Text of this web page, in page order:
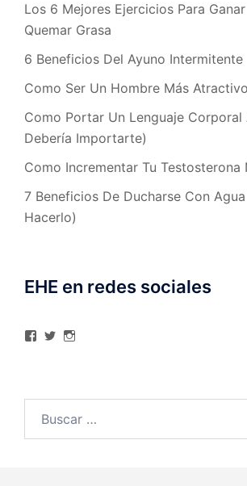
Los 6 Mejores Ejercicios Para
Quemar Grasa
6 Beneficios Del Ayuno Intermitente
Como Ser Un Hombre Más Atractivo
Como Portar Un Lenguaje Corporal
Debería Importarte)
Como Incrementar Tu Testosterona
7 Beneficios De Ducharse Con
Hacerlo)
EHE en redes sociales
Ver
Facebook
Ver
TwitterInstagram